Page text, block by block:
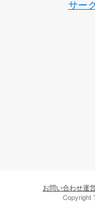
サー
お問い合わせ運
Copyright